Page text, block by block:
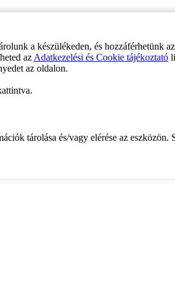
a készülékeden, és hozzáférhetünk
az Adatkezelési és Cookie tájékoztató
az oldalon.
tárolása és/vagy elérése az eszközön.